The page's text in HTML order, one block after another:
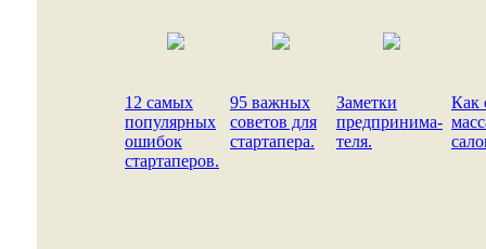
12 самых
популярных
ошибок
стартаперов.
95 важных
советов для
стартапера.
Заметки
предпринима-
теля.
Как